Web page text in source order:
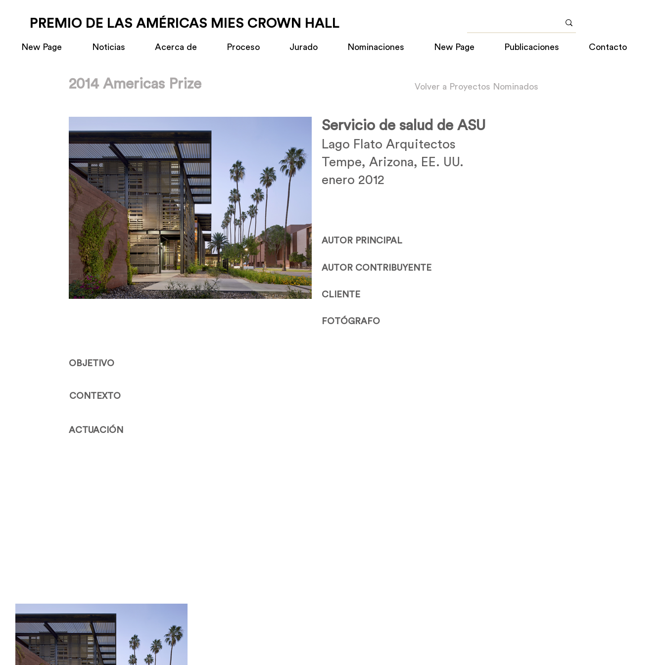
PREMIO DE LAS AMÉRICAS MIES CROWN HALL
New Page Noticias Acerca de Proceso Jurado Nominaciones New Page Publicaciones Contacto
2014 Americas Prize Volver a Proyectos Nominados
Servicio de salud de ASU
Lago Flato Arquitectos
Tempe, Arizona, EE. UU.
enero 2012
AUTOR PRINCIPAL
AUTOR CONTRIBUYENTE
CLIENTE
FOTÓGRAFO
OBJETIVO
CONTEXTO
ACTUACIÓN